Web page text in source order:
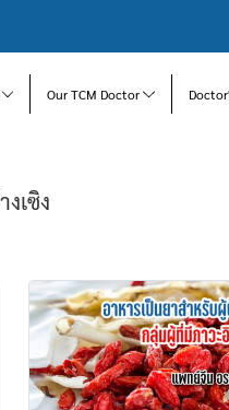
Our TCM Doctor
งเซิง